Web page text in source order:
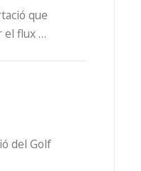
que
el flux …
del Golf